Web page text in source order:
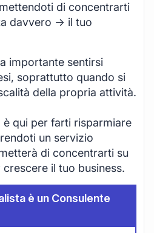
di concentrarti
davvero -> il tuo
importante sentirsi
soprattutto quando si
della propria attività.
è qui per farti risparmiare
un servizio
di concentrarti su
il tuo business.
è un Consulente